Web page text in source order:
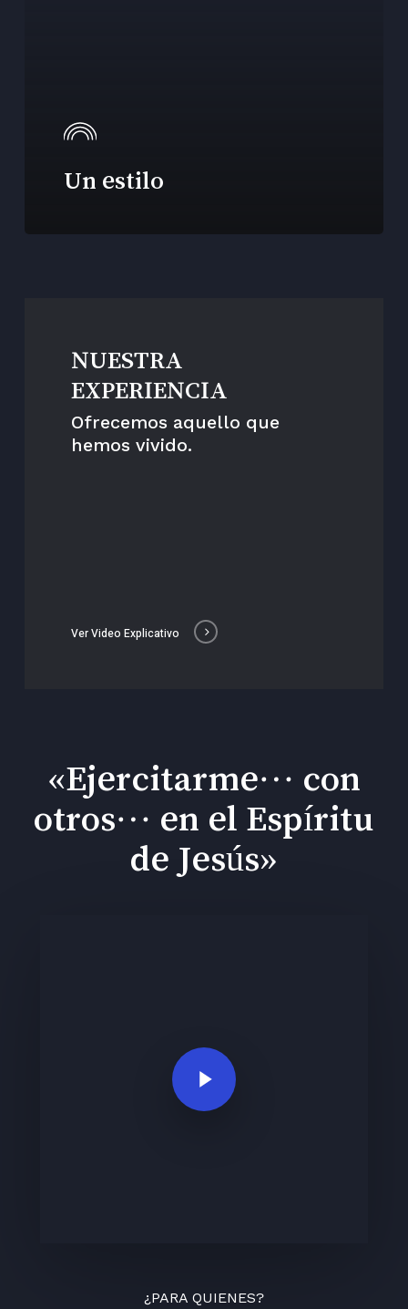
Un estilo
NUESTRA
EXPERIENCIA
Ofrecemos aquello que
hemos vivido.
Ver Video Explicativo
«Ejercitarme… con
otros… en el Espíritu
de Jesús»
Play Video
¿PARA QUIENES?